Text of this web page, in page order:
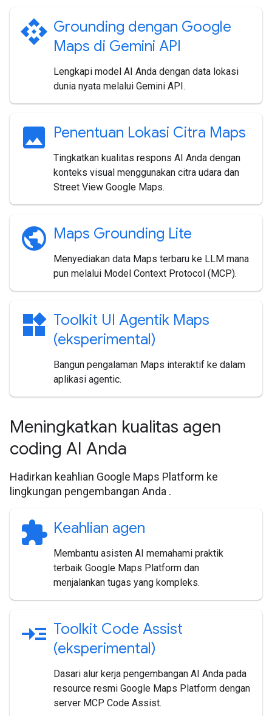
api Grounding dengan Google
Maps di Gemini API
Lengkapi model AI Anda dengan data lokasi
dunia nyata melalui Gemini API.
image Penentuan Lokasi Citra Maps
Tingkatkan kualitas respons AI Anda dengan
konteks visual menggunakan citra udara dan
Street View Google Maps.
public Maps Grounding Lite
Menyediakan data Maps terbaru ke LLM mana
pun melalui Model Context Protocol (MCP).
widgets Toolkit UI Agentik Maps
(eksperimental)
Bangun pengalaman Maps interaktif ke dalam
aplikasi agentic.
Meningkatkan kualitas agen
coding AI Anda
Hadirkan keahlian Google Maps Platform ke
lingkungan pengembangan Anda .
extension Keahlian agen
Membantu asisten AI memahami praktik
terbaik Google Maps Platform dan
menjalankan tugas yang kompleks.
read_more Toolkit Code Assist
(eksperimental)
Dasari alur kerja pengembangan AI Anda pada
resource resmi Google Maps Platform dengan
server MCP Code Assist.